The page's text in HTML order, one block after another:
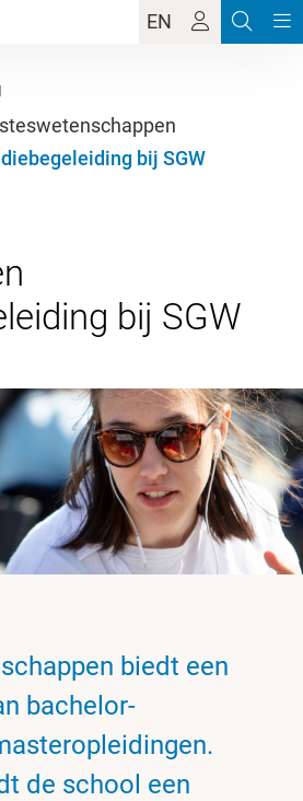
EN
bij SGW
biedt een
bachelor-
de school een